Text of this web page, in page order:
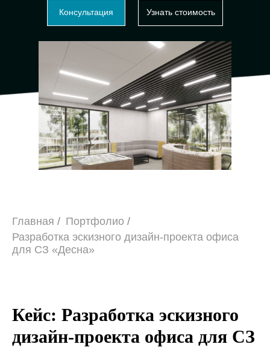
Консультация Узнать стоимость
Главная / Портфолио /
Разработка эскизного дизайн-проекта офиса
для СЗ «Десна»
Кейс: Разработка эскизного
дизайн-проекта офиса для СЗ